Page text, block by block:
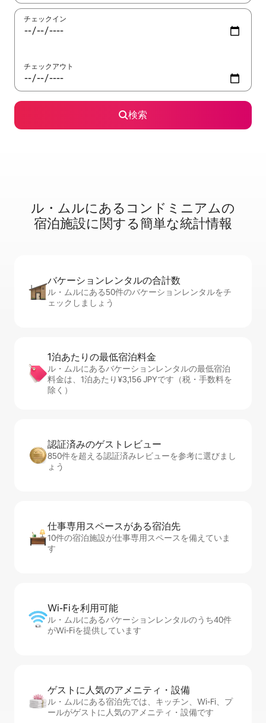
チェックイン
チェックアウト
検索
ル・ムルに⁠あ⁠るコ⁠ン⁠ド⁠ミ⁠ニ⁠ア⁠ム⁠の
宿⁠泊⁠施⁠設⁠に関⁠す⁠る簡⁠単⁠な統⁠計⁠情⁠報
バケーションレ⁠ン⁠タ⁠ル⁠の合⁠計⁠数
ル・ムルにある50件のバケーションレンタルをチ
ェックしましょう
1泊あたりの最⁠低⁠宿⁠泊⁠料⁠金
ル・ムルにあるバケーションレンタルの最低宿泊
料金は、1泊あたり¥3,156 JPYです（税・手数料を
除く）
認証済みのゲ⁠ス⁠ト⁠レ⁠ビ⁠ュ⁠ー
850件を超える認証済みレビューを参考に選びまし
ょう
仕事専用ス⁠ペ⁠ー⁠スがあ⁠る宿⁠泊⁠先
10件の宿泊施設が仕事専用スペースを備えていま
す
Wi-Fiを利⁠用⁠可⁠能
ル・ムルにあるバケーションレンタルのうち40件
がWi-Fiを提供しています
ゲストに人⁠気⁠のア⁠メ⁠ニ⁠テ⁠ィ・設⁠備
ル・ムルにある宿泊先では、キッチン、Wi-Fi、プ
ールがゲストに人気のアメニティ・設備です